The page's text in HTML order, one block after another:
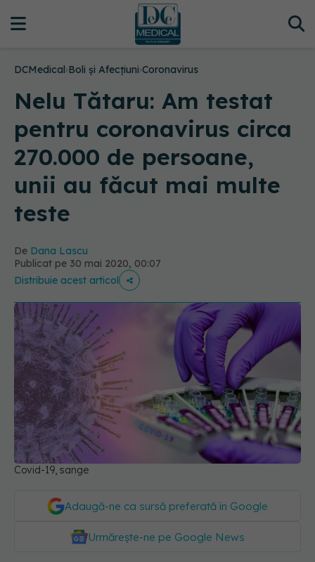
DCMedical›Boli și Afecțiuni›Coronavirus
Nelu Tătaru: Am testat
pentru coronavirus circa
270.000 de persoane,
unii au făcut mai multe
teste
De Dana Lascu
Publicat pe 30 mai 2020, 00:07
Distribuie acest articol
Covid-19, sange
Adaugă-ne ca sursă preferată în Google
Urmărește-ne pe Google News